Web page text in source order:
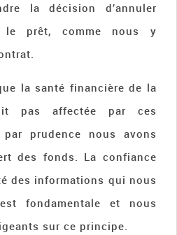
la décision d’annuler
le prêt, comme nous y
la santé financière de la
pas affectée par ces
par prudence nous avons
des fonds. La confiance
des informations qui nous
fondamentale et nous
sur ce principe.